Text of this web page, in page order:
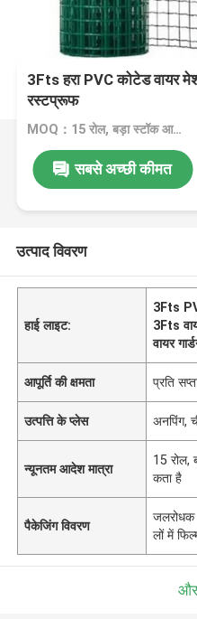
3Fts हरा PVC कोटेड वायर
रस्टप्रूफ
MOQ：15 रोल, बड़ा स्टॉक आपकी जरूरत को पूरा कर सकता है
सबसे अच्छी कीमत
उत्पाद विवरण
हाई लाइट:
3Fts
3Fts
वायर
आपूर्ति की क्षमता प्रति
उत्पत्ति के प्लेस अनपिंग,
न्यूनतम आदेश मात्रा
15 रोल,
कता है
पैकेजिंग विवरण
जलरोधक
लों में